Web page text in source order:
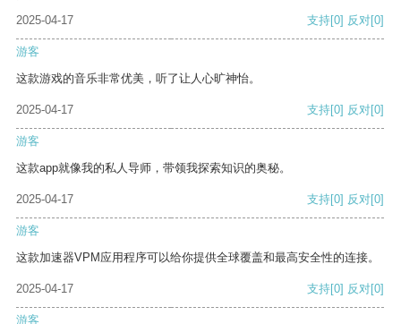
2025-04-17
支持[0] 反对[0]
游客
这款游戏的音乐非常优美，听了让人心旷神怡。
2025-04-17 支持[0] 反对[0]
游客
这款app就像我的私人导师，带领我探索知识的奥秘。
2025-04-17 支持[0] 反对[0]
游客
这款加速器VPM应用程序可以给你提供全球覆盖和最高安全性的连接。
2025-04-17 支持[0] 反对[0]
游客